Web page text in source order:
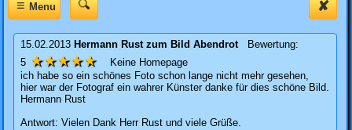
✘
≡Menu
15.02.2013 Hermann Rustzum Bild AbendrotBewertung:
5 ★★★★★
Keine Homepage
ich habe so ein schönes Foto schon lange nicht mehr gesehen,
hier war der Fotograf ein wahrer Künster danke für dies schöne Bild.
Hermann Rust
Antwort: Vielen Dank Herr Rust und viele Grüße.